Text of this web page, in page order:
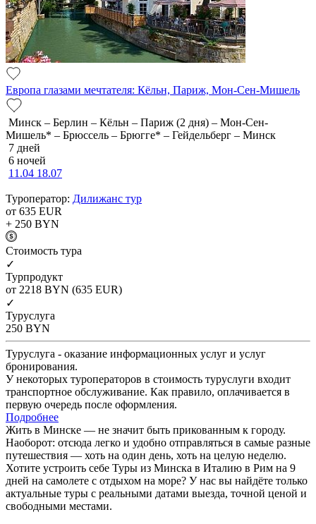
Европа глазами мечтателя: Кёльн, Париж, Мон-Сен-Мишель
Минск – Берлин – Кёльн – Париж (2 дня) – Мон-Сен-
Мишель* – Брюссель – Брюгге* – Гейдельберг – Минск
7 дней
6 ночей
11.04 18.07
Туроператор: Дилижанс тур
от 635 EUR
+ 250 BYN
Cтоимость тура
✓
Турпродукт
от 2218 BYN (635 EUR)
✓
Туруслуга
250 BYN
Туруслуга - оказание информационных услуг и услуг
бронирования.
У некоторых туроператоров в стоимость туруслуги входит
транспортное обслуживание. Как правило, оплачивается в
первую очередь после оформления.
Подробнее
Жить в Минске — не значит быть прикованным к городу.
Наоборот: отсюда легко и удобно отправляться в самые разные
путешествия — хоть на один день, хоть на целую неделю.
Хотите устроить себе Туры из Минска в Италию в Рим на 9
дней на самолете с отдыхом на море? У нас вы найдёте только
актуальные туры с реальными датами выезда, точной ценой и
свободными местами.